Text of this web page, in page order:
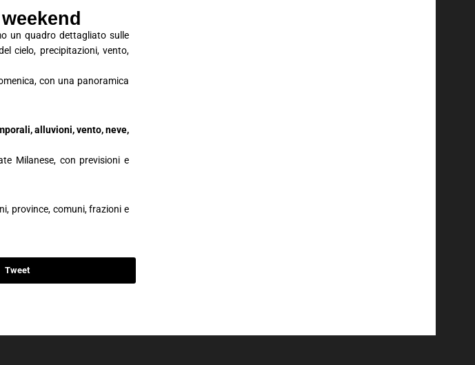
un quadro dettagliato sulle
cielo, precipitazioni, vento,
con una panoramica
alluvioni, vento, neve,
Milanese, con previsioni e
province, comuni, frazioni e
Tweet